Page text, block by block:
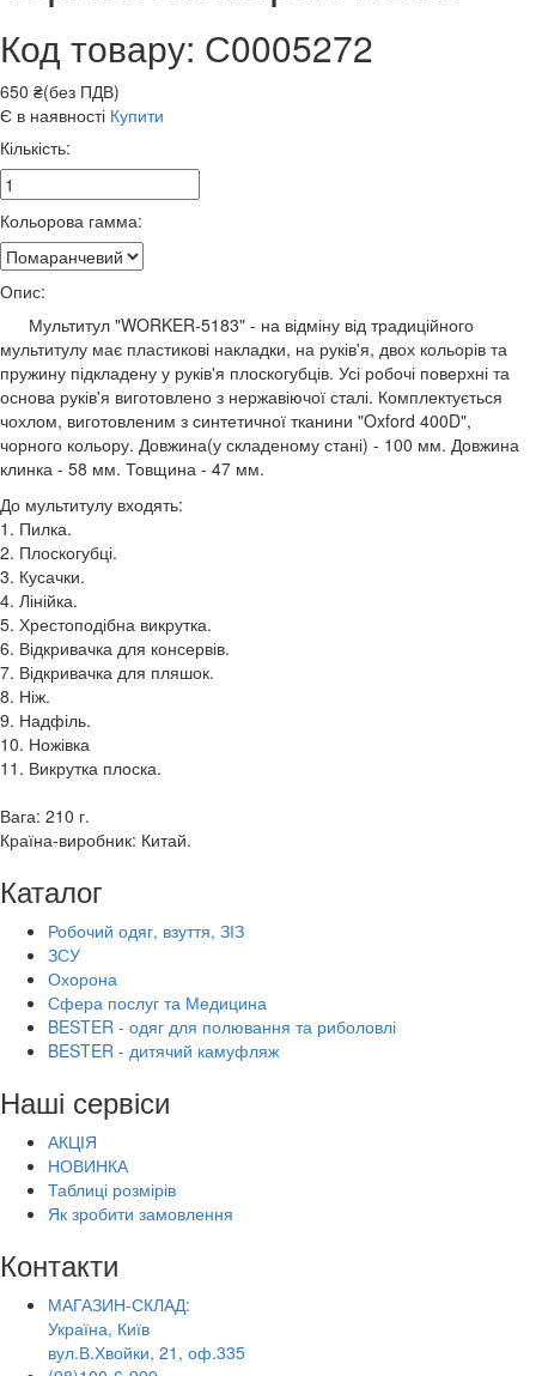
Код товару: С0005272
650 ₴(без ПДВ)
Є в наявності Купити
Кількість:
Кольорова гамма:
Опис:
Мультитул "WORKER-5183" - на відміну від традиційного
мультитулу має пластикові накладки, на руків'я, двох кольорів та
пружину підкладену у руків'я плоскогубців. Усі робочі поверхні та
основа руків'я виготовлено з нержавіючої сталі. Комплектується
чохлом, виготовленим з синтетичної тканини "Oxford 400D",
чорного кольору. Довжина(у складеному стані) - 100 мм. Довжина
клинка - 58 мм. Товщина - 47 мм.
До мультитулу входять:
1. Пилка.
2. Плоскогубці.
3. Кусачки.
4. Лінійка.
5. Хрестоподібна викрутка.
6. Відкривачка для консервів.
7. Відкривачка для пляшок.
8. Ніж.
9. Надфіль.
10. Ножівка
11. Викрутка плоска.
Вага: 210 г.
Країна-виробник: Китай.
Каталог
Робочий одяг, взуття, ЗІЗ
ЗСУ
Охорона
Сфера послуг та Медицина
BESTER - одяг для полювання та риболовлі
BESTER - дитячий камуфляж
Наші сервіси
АКЦІЯ
НОВИНКА
Таблиці розмірів
Як зробити замовлення
Контакти
МАГАЗИН-СКЛАД:
Україна, Київ
вул.В.Хвойки, 21, оф.335